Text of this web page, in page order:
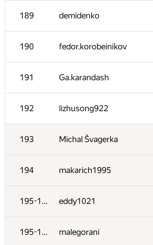
189 demidenko
190 fedor.korobeinikov
191 Ga.karandash
192 lizhusong922
193 Michal Švagerka
194 makarich1995
195-196 eddy1021
195-196 malegorani
172 zdd-2000
173 miha715lev
174 RahimMammadli
175 Kuanyshbai.Aybar
176 kaimakov.kirill
177 fudail
178 Bakhodir Ashirmatov
179 Chunyang Wang